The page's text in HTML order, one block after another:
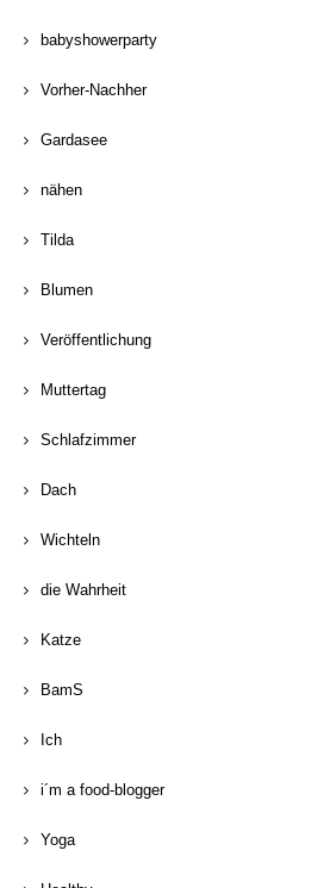
babyshowerparty
Vorher-Nachher
Gardasee
nähen
Tilda
Blumen
Veröffentlichung
Muttertag
Schlafzimmer
Dach
Wichteln
die Wahrheit
Katze
BamS
Ich
i´m a food-blogger
Yoga